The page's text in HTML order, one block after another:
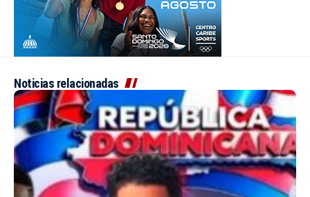
Noticias relacionadas